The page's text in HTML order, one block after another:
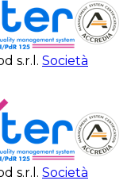
s.r.l. Società
s.r.l. Società